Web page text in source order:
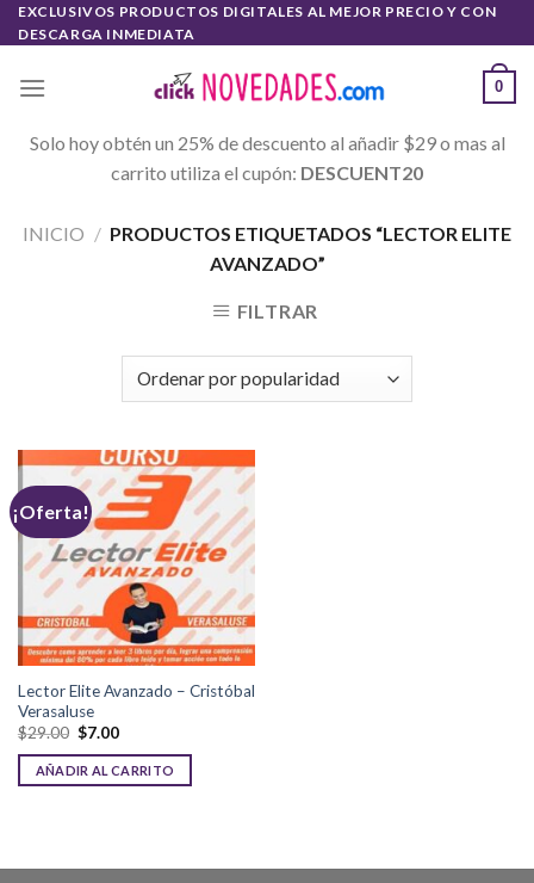
Skip
to
EXCLUSIVOS PRODUCTOS DIGITALES AL MEJOR PRECIO Y CON
DESCARGA INMEDIATA
0
Solo hoy obtén un 25% de descuento al añadir $29 o mas al
carrito utiliza el cupón: DESCUENT20
INICIO / PRODUCTOS ETIQUETADOS “LECTOR ELITE
AVANZADO”
FILTRAR
¡Oferta!
Lector Elite Avanzado – Cristóbal
Verasaluse
$29.00 $7.00
AÑADIR AL CARRITO